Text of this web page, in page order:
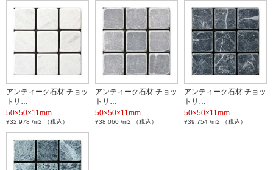
アンティーク石材 チョッ
トリ…
50×50×11mm
¥32,978 /m2 （税込）
アンティーク石材 チョッ
トリ…
50×50×11mm
¥38,060 /m2 （税込）
アンティーク石材 チョッ
トリ…
50×50×11mm
¥39,754 /m2 （税込）